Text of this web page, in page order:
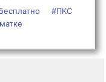
#ПКС